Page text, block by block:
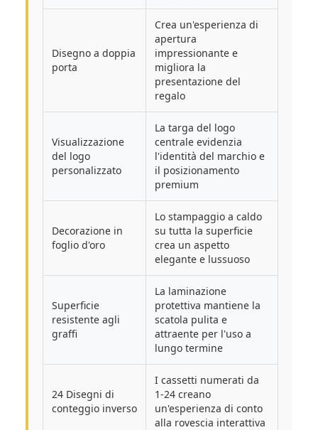
Disegno a doppia
porta
Crea un'esperienza di
apertura
impressionante e
migliora la
presentazione del
regalo
Visualizzazione
del logo
personalizzato
La targa del logo
centrale evidenzia
l'identità del marchio e
il posizionamento
premium
Decorazione in
foglio d'oro
Lo stampaggio a caldo
su tutta la superficie
crea un aspetto
elegante e lussuoso
Superficie
resistente agli
graffi
La laminazione
protettiva mantiene la
scatola pulita e
attraente per l'uso a
lungo termine
24 Disegni di
conteggio inverso
I cassetti numerati da
1-24 creano
un'esperienza di conto
alla rovescia interattiva